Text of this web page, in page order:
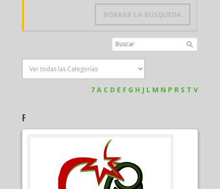
BORRAR LA BÚSQUEDA
7 A C D E F G H J L M N P R S T V
F